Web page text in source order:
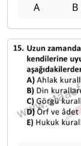
A B